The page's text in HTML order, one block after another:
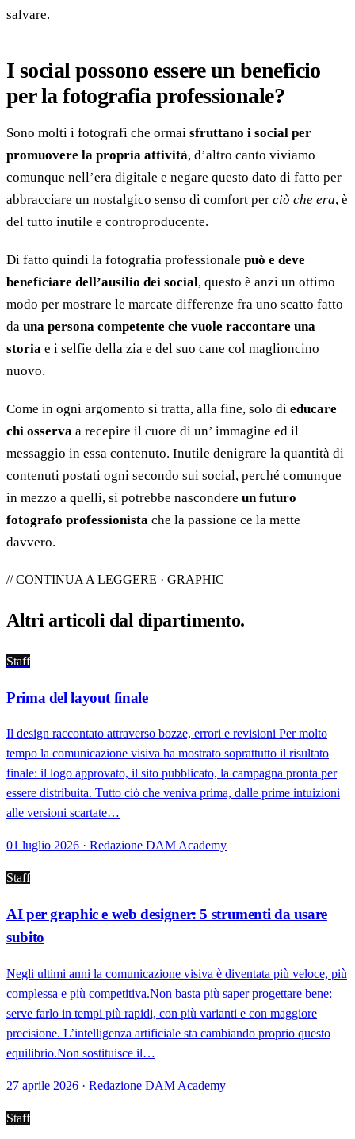
salvare.
I social possono essere un beneficio
per la fotografia professionale?
Sono molti i fotografi che ormai sfruttano i social per
promuovere la propria attività, d’altro canto viviamo
comunque nell’era digitale e negare questo dato di fatto per
abbracciare un nostalgico senso di comfort per ciò che era, è
del tutto inutile e controproducente.
Di fatto quindi la fotografia professionale può e deve
beneficiare dell’ausilio dei social, questo è anzi un ottimo
modo per mostrare le marcate differenze fra uno scatto fatto
da una persona competente che vuole raccontare una
storia e i selfie della zia e del suo cane col maglioncino
nuovo.
Come in ogni argomento si tratta, alla fine, solo di educare
chi osserva a recepire il cuore di un’ immagine ed il
messaggio in essa contenuto. Inutile denigrare la quantità di
contenuti postati ogni secondo sui social, perché comunque
in mezzo a quelli, si potrebbe nascondere un futuro
fotografo professionista che la passione ce la mette
davvero.
// CONTINUA A LEGGERE · GRAPHIC
Altri articoli dal dipartimento.
Staff
Prima del layout finale
Il design raccontato attraverso bozze, errori e revisioni Per molto
tempo la comunicazione visiva ha mostrato soprattutto il risultato
finale: il logo approvato, il sito pubblicato, la campagna pronta per
essere distribuita. Tutto ciò che veniva prima, dalle prime intuizioni
alle versioni scartate…
01 luglio 2026 · Redazione DAM Academy
Staff
AI per graphic e web designer: 5 strumenti da usare
subito
Negli ultimi anni la comunicazione visiva è diventata più veloce, più
complessa e più competitiva.Non basta più saper progettare bene:
serve farlo in tempi più rapidi, con più varianti e con maggiore
precisione. L’intelligenza artificiale sta cambiando proprio questo
equilibrio.Non sostituisce il…
27 aprile 2026 · Redazione DAM Academy
Staff